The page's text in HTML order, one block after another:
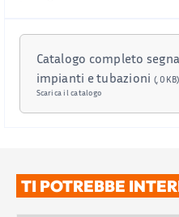
Catalogo completo
impianti e tubazioni (, 0KB)
Scarica il catalogo
TI POTREBBE